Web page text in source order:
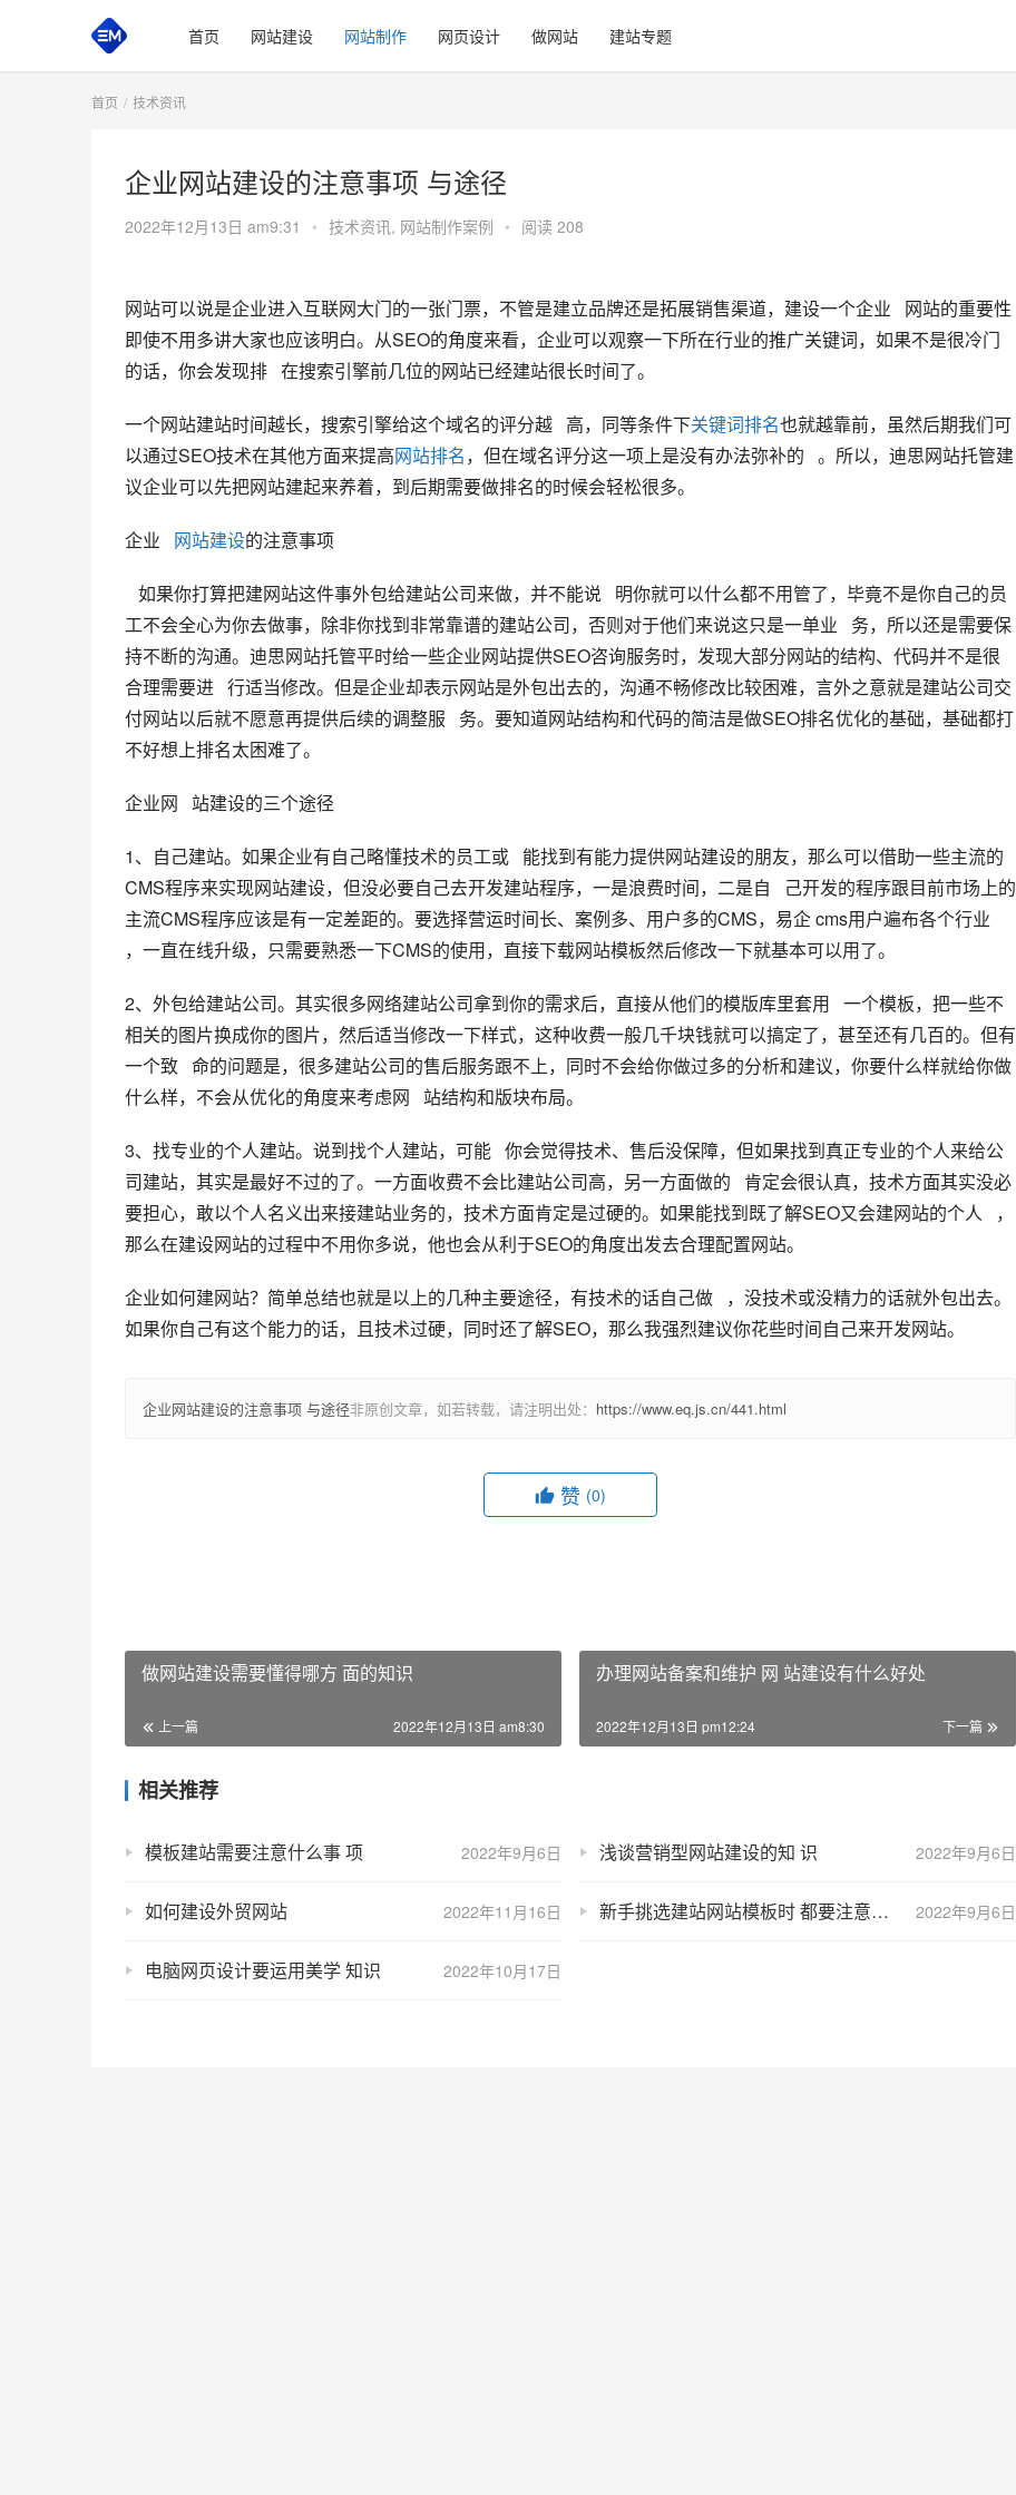
首页 网站建设 网站制作 网页设计 做网站 建站专题
首页 技术资讯
企业网站建设的注意事项 与途径
2022年12月13日 am9:31 • 技术资讯, 网站制作案例 • 阅读 208
网站可以说是企业进入互联网大门的一张门票，不管是建立品牌还是拓展销售渠道，建设一个企业   网站的重要性
即使不用多讲大家也应该明白。从SEO的角度来看，企业可以观察一下所在行业的推广关键词，如果不是很冷门
的话，你会发现排   在搜索引擎前几位的网站已经建站很长时间了。
一个网站建站时间越长，搜索引擎给这个域名的评分越   高，同等条件下关键词排名也就越靠前，虽然后期我们可
以通过SEO技术在其他方面来提高网站排名，但在域名评分这一项上是没有办法弥补的   。所以，迪思网站托管建
议企业可以先把网站建起来养着，到后期需要做排名的时候会轻松很多。
企业 网站建设的注意事项
工不会全心为你去做事，除非你找到非常靠谱的建站公司，否则对于他们来说这只是一单业   务，所以还是需要保
持不断的沟通。迪思网站托管平时给一些企业网站提供SEO咨询服务时，发现大部分网站的结构、代码并不是很
合理需要进   行适当修改。但是企业却表示网站是外包出去的，沟通不畅修改比较困难，言外之意就是建站公司交
付网站以后就不愿意再提供后续的调整服   务。要知道网站结构和代码的简洁是做SEO排名优化的基础，基础都打
不好想上排名太困难了。
企业网   站建设的三个途径
1、自己建站。 如果企业有自己略懂技术的员工或   能找到有能力提供网站建设的朋友，那么可以借助一些主流的
CMS程序来实现网站建设，但没必要自己去开发建站程序，一是浪费时间，二是自   己开发的程序跟目前市场上的
主流CMS程序应该是有一定差距的。要选择营运时间长、案例多、用户多的CMS，易企 cms用户遍布各个行业
，一直在线升级，只需要熟悉一下CMS的使用，直接下载网站模板然后修改一下就基本可以用了。
2、外包给建站公司。 其实很多网络建站公司拿到你的需求后，直接从他们的模版库里套用   一个模板，把一些不
相关的图片换成你的图片，然后适当修改一下样式，这种收费一般几千块钱就可以搞定了，甚至还有几百的。但有
一个致   命的问题是，很多建站公司的售后服务跟不上，同时不会给你做过多的分析和建议，你要什么样就给你做
什么样，不会从优化的角度来考虑网   站结构和版块布局。
3、找专业的个人建站。 说到找个人建站，可能   你会觉得技术、售后没保障，但如果找到真正专业的个人来给公
司建站，其实是最好不过的了。一方面收费不会比建站公司高，另一方面做的   肯定会很认真，技术方面其实没必
要担心，敢以个人名义出来接建站业务的，技术方面肯定是过硬的。如果能找到既了解SEO又会建网站的个人   ，
那么在建设网站的过程中不用你多说，他也会从利于SEO的角度出发去合理配置网站。
企业如何建网站？简单总结也就是以上的几种主要途径，有技术的话自己做   ，没技术或没精力的话就外包出去。
如果你自己有这个能力的话，且技术过硬，同时还了解SEO，那么我强烈建议你花些时间自己来开发网站。
企业网站建设的注意事项 与途径非原创文章，如若转载，请注明出处： https://www.eq.js.cn/441.html
赞 (0)
做网站建设需要懂得哪方 面的知识
上一篇 2022年12月13日 am8:30
办理网站备案和维护 网 站建设有什么好处
下一篇
2022年12月13日 pm12:24
相关推荐
2022年9月6日
模板建站需要注意什么事 项 2022年9月6日
浅谈营销型网站建设的知 识
2022年11月16日
如何建设外贸网站 2022年9月6日
新手挑选建站网站模板时 都要注意什么？
2022年10月17日
电脑网页设计要运用美学 知识